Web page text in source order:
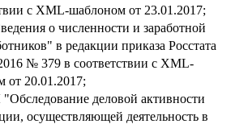
с XML-шаблоном от 23.01.2017;
о численности и заработной
в редакции приказа Росстата
№ 379 в соответствии с XML-
от 20.01.2017;
деловой активности
осуществляющей деятельность в